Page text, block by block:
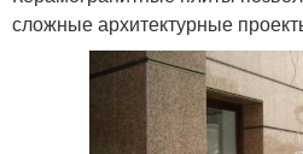
сложные архитектурные